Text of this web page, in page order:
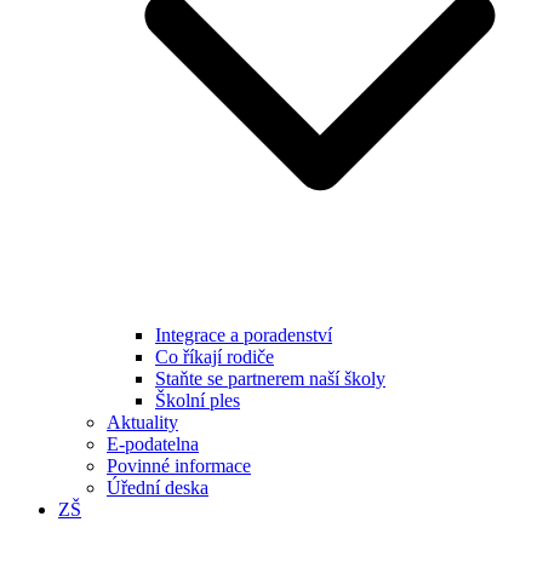
Integrace a poradenství
Co říkají rodiče
Staňte se partnerem naší školy
Školní ples
Aktuality
E-podatelna
Povinné informace
Úřední deska
ZŠ